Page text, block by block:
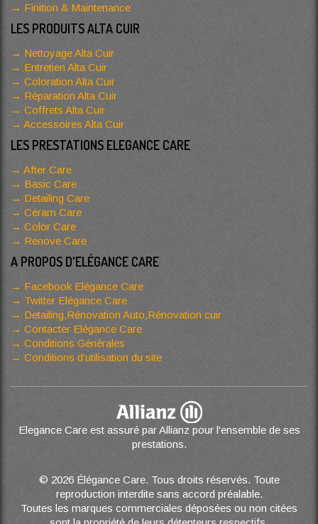
Finition & Maintenance
LES PRODUITS ALTA CUIR
Nettoyage Alta Cuir
Entretien Alta Cuir
Coloration Alta Cuir
Réparation Alta Cuir
Coffrets Alta Cuir
Accessoires Alta Cuir
LES PRESTATIONS ELEGANCE CARE
After Care
Basic Care
Detailing Care
Céram Care
Color Care
Renove Care
A PROPOS D'ELÉGANCE CARE
Facebook Elégance Care
Twitter Elégance Care
Detailing,Rénovation Auto,Rénovation cuir
Contacter Elégance Care
Conditions Générales
Conditions d’utilisation du site
Elegance Care est assuré par Allianz pour l'ensemble de ses
prestations.
© 2026 Élégance Care. Tous droits réservés. Toute
reproduction interdite sans accord préalable.
Toutes les marques commerciales déposées ou non citées